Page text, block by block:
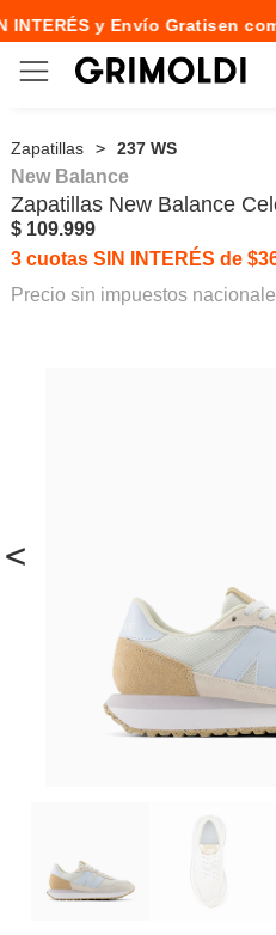
INTERÉS y Envío Gratisen
Zapatillas 237 WS
<
New Balance
Zapatillas New Balance
$ 109.999
3 cuotas SIN INTERÉS de
Precio sin impuestos